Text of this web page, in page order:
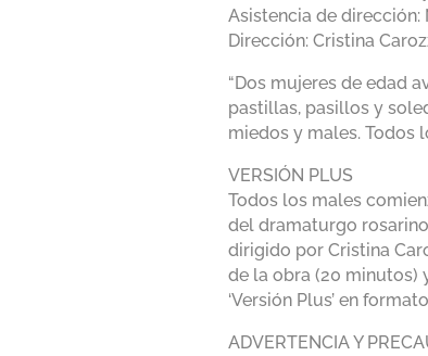
Asistencia de dirección:
Dirección: Cristina
“Dos mujeres de edad
pastillas, pasillos y
miedos y males. Todos
VERSIÓN PLUS
Todos los males
del dramaturgo
dirigido por Cristina
de la obra (20 minutos)
‘Versión Plus’ en
ADVERTENCIA Y